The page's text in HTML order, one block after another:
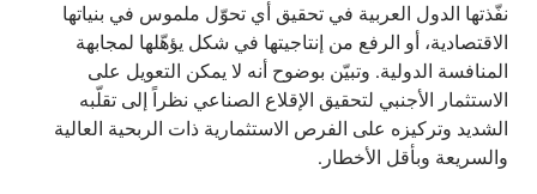
نفّذتها الدول العربية في تحقيق أي تحوّل ملموس في بنياتها
الاقتصادية، أو الرفع من إنتاجيتها في شكل يؤهّلها لمجابهة
المنافسة الدولية. وتبيّن بوضوح أنه لا يمكن التعويل على
الاستثمار الأجنبي لتحقيق الإقلاع الصناعي نظراً إلى تقلّبه
الشديد وتركيزه على الفرص الاستثمارية ذات الربحية العالية
والسريعة وبأقل الأخطار.